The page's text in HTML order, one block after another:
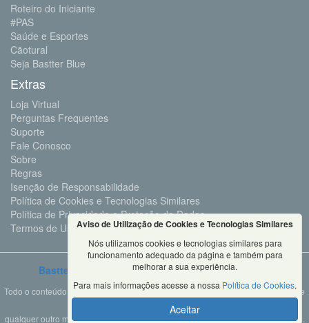
Roteiro do Iniciante
#PAS
Saúde e Esportes
Cãotural
Seja Bastter Blue
Extras
Loja Virtual
Perguntas Frequentes
Suporte
Fale Conosco
Sobre
Regras
Isenção de Responsabilidade
Política de Cookies e Tecnologias Similares
Política de Privacidade e Proteção de Dados
Termos de Uso
Bastter.com 2001 ©Todos os Direitos Reservados
Todo o conteúdo deste site é propriedade da Bastter.com, sendo expressamente
proibido o seu uso em sites, videos, cursos ou
qualquer outro meio de comunicação sem autorização expressa do proprietário.
Aviso de Utilização de Cookies e Tecnologias Similares
Nós utilizamos cookies e tecnologias similares para
funcionamento adequado da página e também para
melhorar a sua experiência.
Para mais informações acesse a nossa Política de Cookies.
Aceitar